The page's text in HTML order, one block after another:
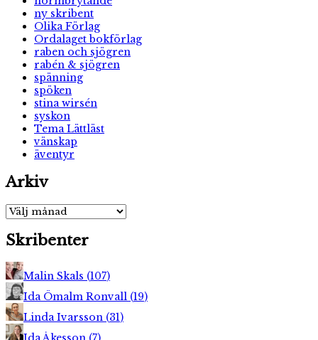
ny skribent
Olika Förlag
Ordalaget bokförlag
raben och sjögren
rabén & sjögren
spänning
spöken
stina wirsén
syskon
Tema Lättläst
vänskap
äventyr
Arkiv
Arkiv
Skribenter
Malin Skals (107)
Ida Ömalm Ronvall (19)
Linda Ivarsson (31)